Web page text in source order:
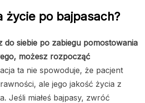
życie po bajpasach?
do siebie po zabiegu pomostowania
możesz rozpocząć
ta nie spowoduje, że pacjent
ale jego jakość życia z
Jeśli miałeś bajpasy, zwróć